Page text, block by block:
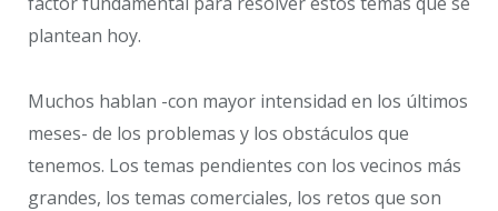
plantean hoy.
Muchos hablan -con mayor intensidad en los últimos
meses- de los problemas y los obstáculos que
tenemos. Los temas pendientes con los vecinos más
grandes, los temas comerciales, los retos que son